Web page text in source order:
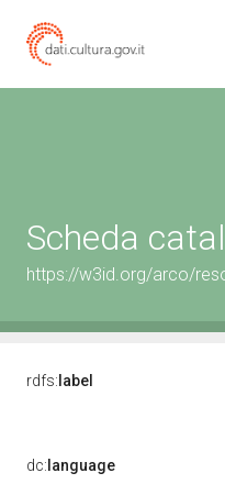
Scheda
https://w3id.org/arco/
rdfs: label
dc: language